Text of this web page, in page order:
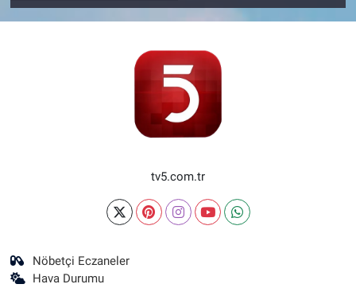
tv5.com.tr
Nöbetçi Eczaneler
Hava Durumu